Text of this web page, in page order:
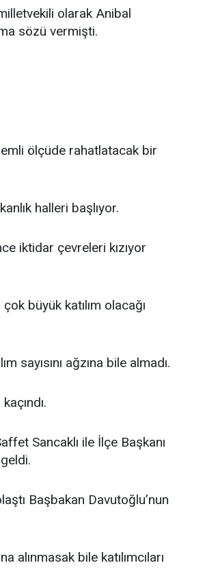
olarak Anibal
sözü vermişti.
ölçüde rahatlatacak bir
halleri başlıyor.
iktidar çevreleri kızıyor
büyük katılım olacağı
sayısını ağzına bile almadı.
Sancaklı ile İlçe Başkanı
Başbakan Davutoğlu’nun
alınmasak bile katılımcıları